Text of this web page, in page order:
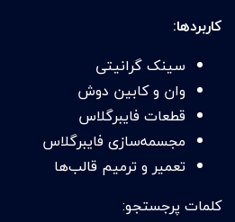
کاربردها:
سینک گرانیتی
وان و کابین دوش
قطعات فایبرگلاس
مجسمه‌سازی فایبرگلاس
تعمیر و ترمیم قالب‌ها
کلمات پرجستجو: